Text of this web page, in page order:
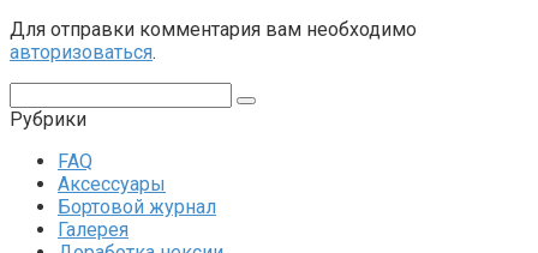
Для отправки комментария вам необходимо
авторизоваться.
Рубрики
FAQ
Аксессуары
Бортовой журнал
Галерея